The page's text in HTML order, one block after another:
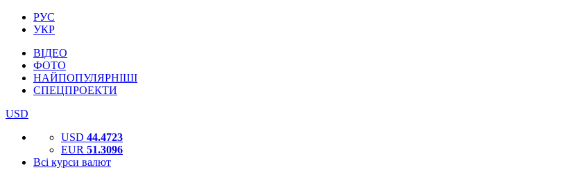
РУС
УКР
ВІДЕО
ФОТО
НАЙПОПУЛЯРНІШІ
СПЕЦПРОЕКТИ
USD
USD 44.4723
EUR 51.3096
Всі курси валют